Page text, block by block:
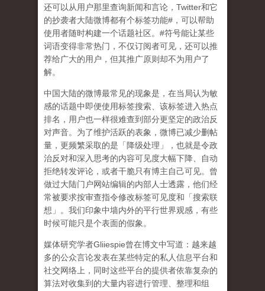
还可以从用户那里查询新闻和言论， Twitter和它
的抄袭者大陆微博都有个标签功能# ，可以帮助
使用者随时构建一个话题社区。 #符号能让某些
词语变得非常热门，不仅订阅者可见，还可以推
荐给广大的用户，但其推广原则却不为用户了
解。
中国大陆的微博最常见的现象是，在当局认为敏
感的话题中即便使用标签搜索、该标签进入热点
排名，用户也一样很难查到部分更坚定的政治反
对声音。为了维护活跃的表象，微博已减少删帖
量，更频繁采取的是「降级处理」，也就是令政
治反对和深入思考的内容可见度大幅下降、自动
拒绝转发评论，或者干脆只有博主自己可见。曾
做过大陆门户网站编辑的内部人士透露，他们经
常被要求按审查指令修改标签可见度和「搜索联
想」。 我们印象中墙内外的平行世界观感，有些
时候可能只是个表面的假象。
媒体研究学者Gliiespie曾在博文中写道：越来越
多的公众言论发表在某些特定的私人信息平台和
社交网络上，同时这些平台的提供者依靠复杂的
算法对收集到的大量内容进行管理、整理和组